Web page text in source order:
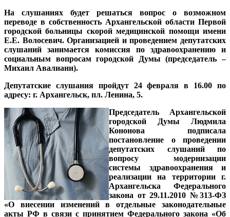
На слушаниях будет решаться вопрос о возможном
переводе в собственность Архангельской области Первой
городской больницы скорой медицинской помощи имени
Е.Е. Волосевич. Организацией и проведением депутатских
слушаний занимается комиссия по здравоохранению и
социальным вопросам городской Думы (председатель –
Михаил Авалиани).
Депутатские слушания пройдут 24 февраля в 16.00 по
адресу: г. Архангельск, пл. Ленина, 5.
Председатель Архангельской
городской Думы Людмила
Кононова подписала
постановление о проведении
депутатских слушаний по
вопросу модернизации
системы здравоохранения и
реализации на территории г.
Архангельска Федерального
закона от 29.11.2010 №313-ФЗ
«О внесении изменений в отдельные законодательные
акты РФ в связи с принятием Федерального закона «Об